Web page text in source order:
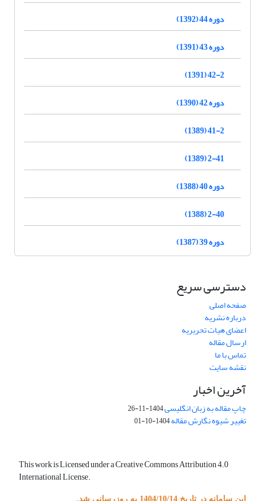
دوره 44 (1392)
دوره 43 (1391)
42-2 (1391)
دوره 42 (1390)
41-2 (1389)
2-41 (1389)
دوره 40 (1388)
2-40 (1388)
دوره 39 (1387)
دسترسی سریع
صفحه اصلی
درباره نشریه
اعضای هیات تحریریه
ارسال مقاله
تماس با ما
نقشه سایت
آخرین اخبار
چاپ مقاله به زبان انگلیسی1404-11-26
تغییر شیوه نگارش مقاله1404-10-01
This work is Licensed under a Creative Commons Attribution 4.0
International License.
این سامانه در تاریخ 1404/10/14 به روزرسانی شد.